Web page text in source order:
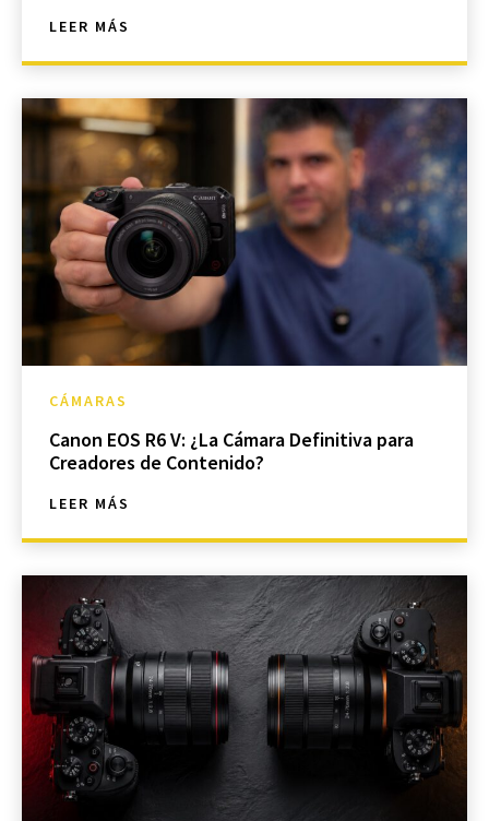
LEER MÁS
CÁMARAS
Canon EOS R6 V: ¿La Cámara Definitiva para
Creadores de Contenido?
LEER MÁS